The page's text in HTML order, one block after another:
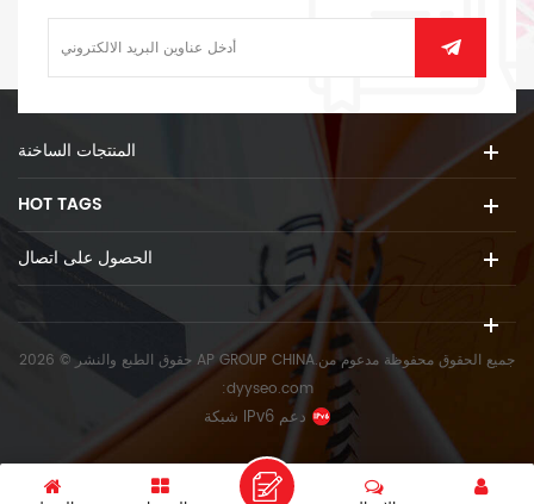
المنتجات الساخنة
HOT TAGS
الحصول على اتصال
حقوق الطبع والنشر © 2026 AP GROUP CHINA.جميع الحقوق محفوظة مدعوم من
:dyyseo.com
شبكة IPv6 دعم